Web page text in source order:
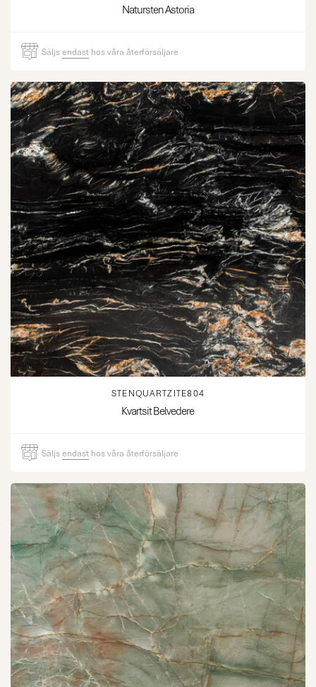
Natursten Astoria
Säljsendast hos våra återförsäljare
STENQUARTZITE804
Kvartsit Belvedere
Säljsendast hos våra återförsäljare